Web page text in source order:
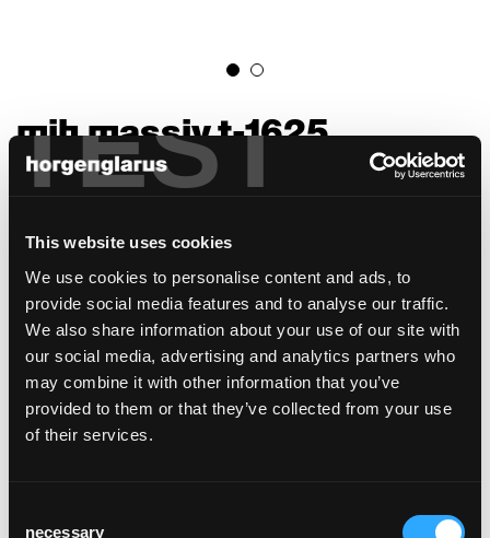
TEST
This website uses cookies
We use cookies to personalise content and ads, to
provide social media features and to analyse our traffic.
We also share information about your use of our site with
our social media, advertising and analytics partners who
may combine it with other information that you’ve
provided to them or that they’ve collected from your use
of their services.
necessary
mih massiv t-1625
Beat Waeber, 2021
mit dem mih. Sein Massivholz führt aber zu
einer anderen Ästhetik der Tischplatte, auch
bedingt es eine leicht andere Konstruktion.
Während das Schälfurnier des mih die
Zeichnung eines Stammes grossflächig
zeigt, wird das Bild der Tischplatte beim Mih
Massiv aus einzelnen Riftbrettern so
zusammengefügt, dass eine schöne
senkrechten Jahresringen an der Stirnseite